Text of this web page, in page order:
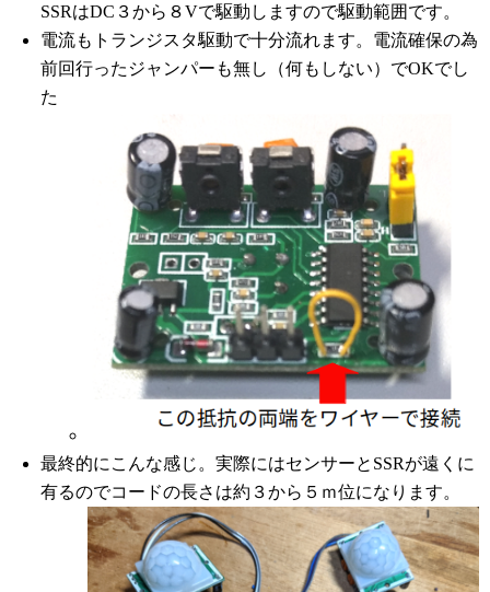
SSRはDC３から８Vで駆動しますので駆動範囲です。
電流もトランジスタ駆動で十分流れます。電流確保の為
前回行ったジャンパーも無し（何もしない）でOKでし
た
最終的にこんな感じ。実際にはセンサーとSSRが遠くに
有るのでコードの長さは約３から５ｍ位になります。